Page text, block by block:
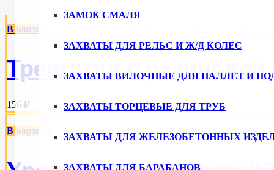
ЗАМОК СМАЛЯ
ЗАХВАТЫ ДЛЯ РЕЛЬС И Ж/Д КОЛЕС
ЗАХВАТЫ ВИЛОЧНЫЕ ДЛЯ ПАЛЛЕТ И
ЗАХВАТЫ ТОРЦЕВЫЕ ДЛЯ ТРУБ
ЗАХВАТЫ ДЛЯ ЖЕЛЕЗОБЕТОННЫХ
ЗАХВАТЫ ДЛЯ БАРАБАНОВ
В корзину
Трещотка с
156 ₽
В корзину